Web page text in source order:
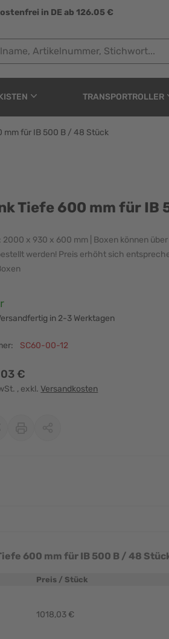
in DE ab 126.05 €
Stichwort...
TRANSPORTROLLER
mm für IB 500 B / 48 Stück
B / 48
Tiefe 600 mm für IB
2000 x 930 x 600 mm | Boxen können
werden! Preis erhöht sich
in 2-3 Werktagen
SC60-00-12
€
, exkl. Versandkosten
600 mm für IB 500 B / 48
Preis / Stück
1018,03 €